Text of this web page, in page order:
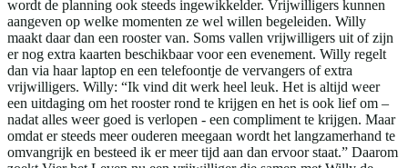
wordt de planning ook steeds ingewikkelder. Vrijwilligers kunnen
aangeven op welke momenten ze wel willen begeleiden. Willy
maakt daar dan een rooster van. Soms vallen vrijwilligers uit of zijn
er nog extra kaarten beschikbaar voor een evenement. Willy regelt
dan via haar laptop en een telefoontje de vervangers of extra
vrijwilligers. Willy: “Ik vind dit werk heel leuk. Het is altijd weer
een uitdaging om het rooster rond te krijgen en het is ook lief om –
nadat alles weer goed is verlopen - een compliment te krijgen. Maar
omdat er steeds meer ouderen meegaan wordt het langzamerhand te
omvangrijk en besteed ik er meer tijd aan dan ervoor staat.” Daarom